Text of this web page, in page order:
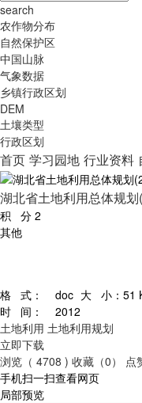
search
农作物分布
自然保护区
中国山脉
气象数据
乡镇行政区划
DEM
土壤类型
行政区划
首页 学习园地 行业资料
湖北省土地利用总体规
积 分 2
其他
格 式： doc 大 小： 51
时 间：
2012
土地利用 土地利用规划
立即下载
浏览（ 4708 ) 收藏（0） 点
手机扫一扫查看网页
局部预览